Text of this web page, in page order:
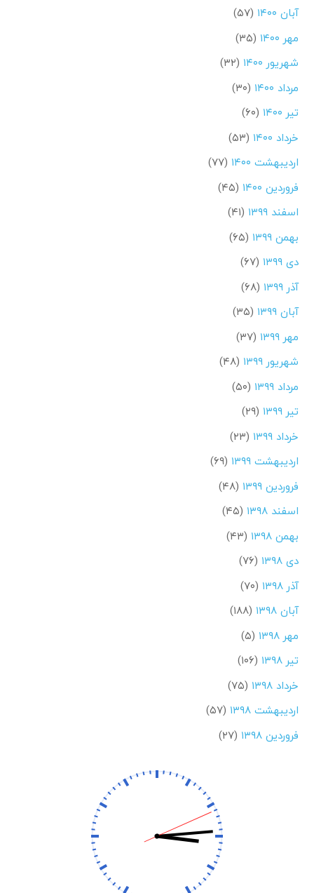
آبان ۱۴۰۰
(۵۷)
مهر ۱۴۰۰
(۳۵)
شهریور ۱۴۰۰
(۳۲)
مرداد ۱۴۰۰
(۳۰)
تیر ۱۴۰۰
(۶۰)
خرداد ۱۴۰۰
(۵۳)
اردیبهشت ۱۴۰۰
(۷۷)
فروردین ۱۴۰۰
(۴۵)
اسفند ۱۳۹۹
(۴۱)
بهمن ۱۳۹۹
(۶۵)
دی ۱۳۹۹
(۶۷)
آذر ۱۳۹۹
(۶۸)
آبان ۱۳۹۹
(۳۵)
مهر ۱۳۹۹
(۳۷)
شهریور ۱۳۹۹
(۴۸)
مرداد ۱۳۹۹
(۵۰)
تیر ۱۳۹۹
(۲۹)
خرداد ۱۳۹۹
(۲۳)
اردیبهشت ۱۳۹۹
(۶۹)
فروردین ۱۳۹۹
(۴۸)
اسفند ۱۳۹۸
(۴۵)
بهمن ۱۳۹۸
(۴۳)
دی ۱۳۹۸
(۷۶)
آذر ۱۳۹۸
(۷۰)
آبان ۱۳۹۸
(۱۸۸)
مهر ۱۳۹۸
(۵)
تیر ۱۳۹۸
(۱۰۶)
خرداد ۱۳۹۸
(۷۵)
اردیبهشت ۱۳۹۸
(۵۷)
فروردین ۱۳۹۸
(۲۷)